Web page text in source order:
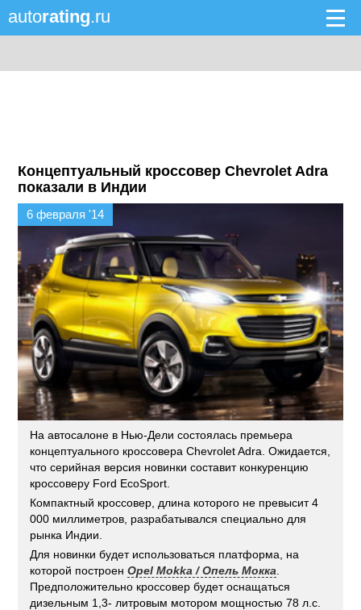
autorating.ru
Концептуальный кроссовер Chevrolet Adra
показали в Индии
6 февраля '14
На автосалоне в Нью-Дели состоялась премьера
концептуального кроссовера Chevrolet Adra. Ожидается,
что серийная версия новинки составит конкуренцию
кроссоверу Ford EcoSport.
Компактный кроссовер, длина которого не превысит 4
000 миллиметров, разрабатывался специально для
рынка Индии.
Для новинки будет использоваться платформа, на
которой построенOpel Mokka / Опель Мокка
Предположительно кроссовер будет оснащаться
дизельным 1,3- литровым мотором мощностью 78 л.с.